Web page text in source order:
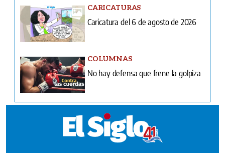
CARICATURAS
Caricatura del 6 de agosto de 2026
COLUMNAS
No hay defensa que frene la golpiza